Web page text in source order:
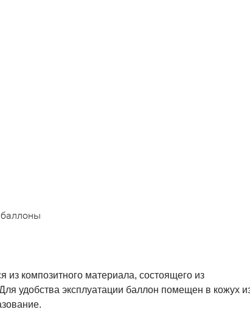
из композитного материала, состоящего из
удобства эксплуатации баллон помещен в кожух